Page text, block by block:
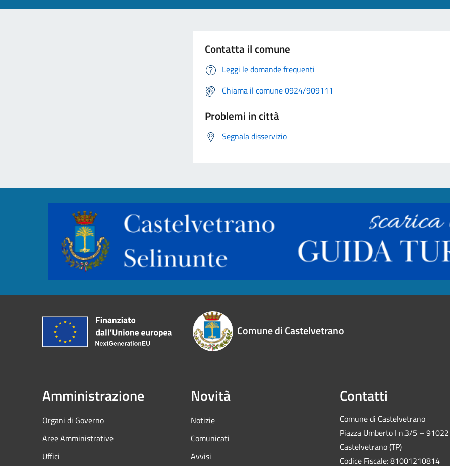
Contatta il comune
Leggi le domande frequenti
Chiama il comune 0924/909111
Problemi in città
Segnala disservizio
Comune di Castelvetrano
Amministrazione
Organi di Governo
Aree Amministrative
Uffici
Novità
Notizie
Comunicati
Avvisi
Contatti
Comune di Castelvetrano
Piazza Umberto I n.3/5 –
Castelvetrano (TP)
Codice Fiscale: 81001210814